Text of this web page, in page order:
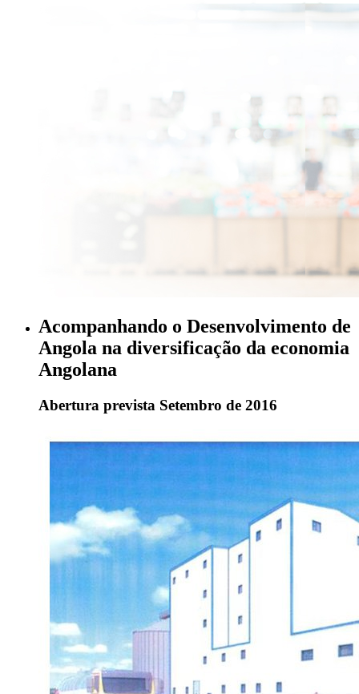
Acompanhando o Desenvolvimento de
Angola na diversificação da economia
Angolana
Abertura prevista Setembro de 2016